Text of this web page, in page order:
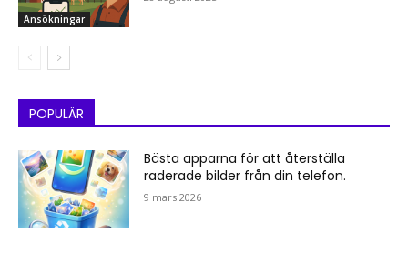
Ansökningar
POPULÄR
Bästa apparna för att återställa
raderade bilder från din telefon.
9 mars 2026